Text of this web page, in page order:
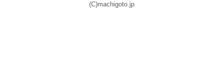
(C)machigoto.jp